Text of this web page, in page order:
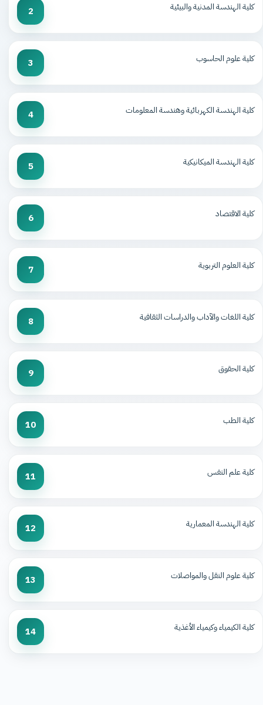
كلية الهندسة المدنية والبيئية 2
كلية علوم الحاسوب 3
كلية الهندسة الكهربائية وهندسة المعلومات 4
كلية الهندسة الميكانيكية 5
كلية الاقتصاد 6
كلية العلوم التربوية 7
كلية اللغات والآداب والدراسات الثقافية 8
كلية الحقوق 9
كلية الطب 10
كلية علم النفس 11
كلية الهندسة المعمارية 12
كلية علوم النقل والمواصلات 13
كلية الكيمياء وكيمياء الأغذية 14